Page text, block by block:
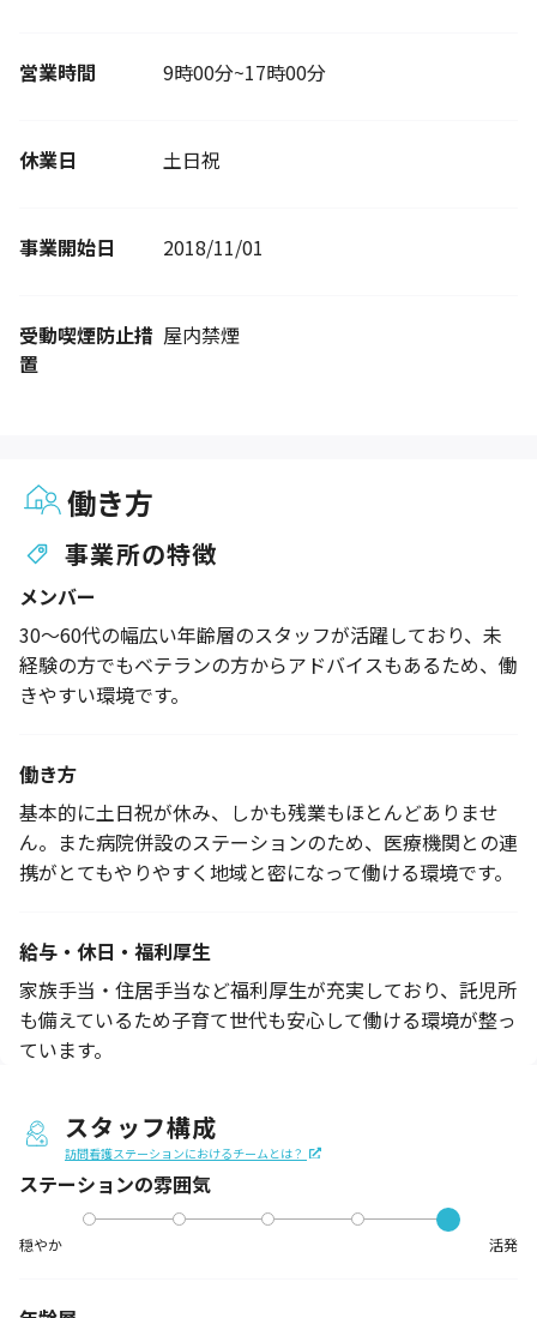
営業時間 9時00分~17時00分
休業日 土日祝
事業開始日 2018/11/01
受動喫煙防止措
置
屋内禁煙
働き方
事業所の特徴
メンバー
30～60代の幅広い年齢層のスタッフが活躍しており、未
経験の方でもベテランの方からアドバイスもあるため、働
きやすい環境です。
働き方
基本的に土日祝が休み、しかも残業もほとんどありませ
ん。また病院併設のステーションのため、医療機関との連
携がとてもやりやすく地域と密になって働ける環境です。
給与・休日・福利厚生
家族手当・住居手当など福利厚生が充実しており、託児所
も備えているため子育て世代も安心して働ける環境が整っ
ています。
スタッフ構成
訪問看護ステーションにおけるチームとは？
ステーションの雰囲気
穏やか 活発